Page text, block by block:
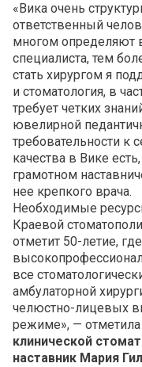
«Вика очень
ответственный
многом определяют
специалиста, тем
стать хирургом я
и стоматология, в
требует четких
ювелирной
требовательности к
качества в Вике
грамотном
нее крепкого врача.
Необходимые
Краевой
отметит 50-летие,
все
амбулаторной
челюстно-лицевых
режиме», — отметила
клинической
наставник Мария